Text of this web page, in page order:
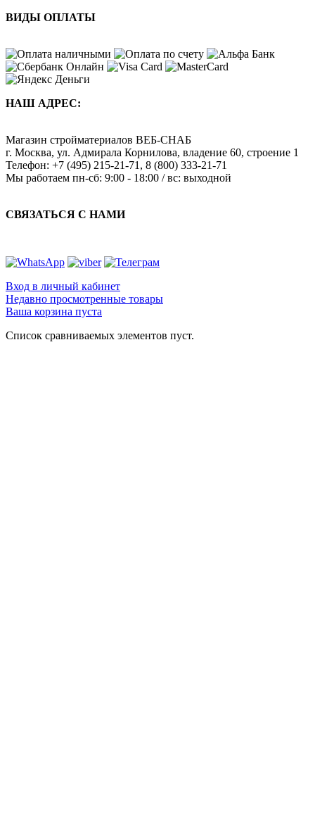
ВИДЫ ОПЛАТЫ
НАШ АДРЕС:
Магазин стройматериалов ВЕБ-СНАБ
г. Москва, ул. Адмирала Корнилова, владение 60, строение 1
Телефон: +7 (495) 215-21-71 , 8 (800) 333-21-71
Мы работаем пн-сб: 9:00 - 18:00 / вс: выходной
СВЯЗАТЬСЯ С НАМИ
Вход в личный кабинет
Недавно просмотренные товары
Ваша корзина пуста
Список сравниваемых элементов пуст.